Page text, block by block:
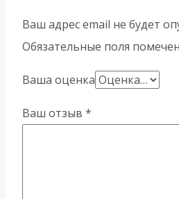
Ваш адрес email не будет
Обязательные поля
Ваша оценка
Ваш отзыв *